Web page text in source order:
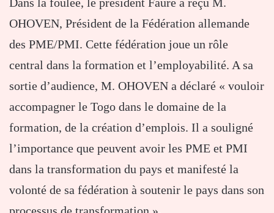
OHOVEN, Président de la Fédération allemande
des PME/PMI. Cette fédération joue un rôle
central dans la formation et l’employabilité. A sa
sortie d’audience, M. OHOVEN a déclaré « vouloir
accompagner le Togo dans le domaine de la
formation, de la création d’emplois. Il a souligné
l’importance que peuvent avoir les PME et PMI
dans la transformation du pays et manifesté la
volonté de sa fédération à soutenir le pays dans son